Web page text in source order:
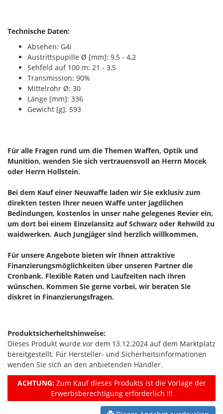
Technische Daten:
Absehen: G4i
Austrittspupille Ø [mm]: 9,5 - 4,2
Sehfeld auf 100 m: 21 - 3,5
Transmission: 90%
Mittelrohr Ø: 30
Länge [mm]: 336
Gewicht [g]: 593
Für alle Fragen rund um die Themen Waffen, Optik und
Munition, wenden Sie sich vertrauensvoll an Herrn Mocek
oder Herrn Hollstein.
Bei dem Kauf einer Neuwaffe laden wir Sie exklusiv zum
direkten testen Ihrer neuen Waffe unter jagdlichen
Bedindungen, kostenlos in unser nahe gelegenes Revier ein,
um dort bei einem Einzelansitz auf Schwarz oder Rehwild zu
waidwerken. Auch Jungjäger sind herzlich willkommen.
Für unsere Angebote bieten wir Ihnen attraktive
Finanzierungsmöglichkeiten über unseren Partner die
Cronbank. Flexible Raten und Laufzeiten nach Ihren
wünschen. Kommen Sie gerne vorbei, wir beraten Sie
diskret in Finanzierungsfragen.
Produktsicherheitshinweise:
Dieses Produkt wurde vor dem 13.12.2024 auf dem Marktplatz
bereitgestellt. Für Hersteller- und Sicherheitsinformationen
wenden Sie sich an den anbietenden Händler.
ACHTUNG:Zum Kauf dieses Produkts ist die Vorlage der
Erwerbsberechtigung erforderlich !!!